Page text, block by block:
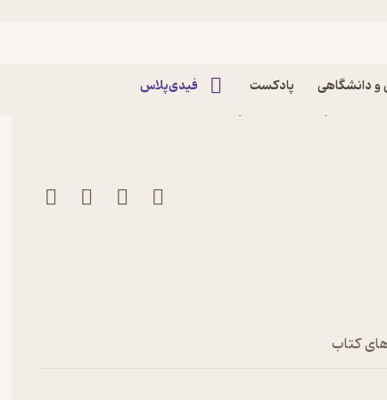
و دانشگاهی پادکست فیدی‌پلاس
کتاب